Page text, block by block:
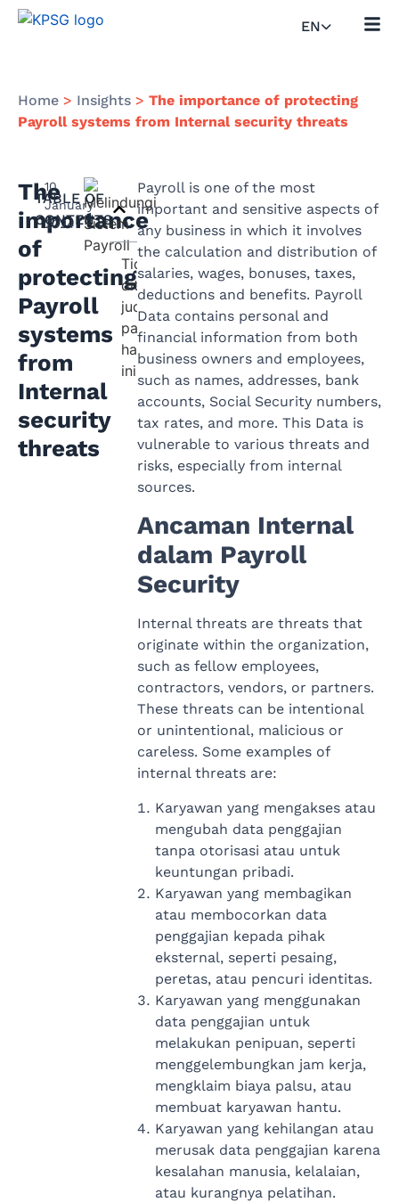
EN
Home > Insights > The importance of protecting
Payroll systems from Internal security threats
The
importance
of
protecting
Payroll
systems
from
Internal
security
threats
10
January
2024
TABLE OF
CONTENTS
Tidak
ditemukan
judul
pada
halaman
ini.
Payroll is one of the most
important and sensitive aspects of
any business in which it involves
the calculation and distribution of
salaries, wages, bonuses, taxes,
deductions and benefits. Payroll
Data contains personal and
financial information from both
business owners and employees,
such as names, addresses, bank
accounts, Social Security numbers,
tax rates, and more. This Data is
vulnerable to various threats and
risks, especially from internal
sources.
Ancaman Internal
dalam Payroll
Security
Internal threats are threats that
originate within the organization,
such as fellow employees,
contractors, vendors, or partners.
These threats can be intentional
or unintentional, malicious or
careless. Some examples of
internal threats are:
Karyawan yang mengakses atau
mengubah data penggajian
tanpa otorisasi atau untuk
keuntungan pribadi.
Karyawan yang membagikan
atau membocorkan data
penggajian kepada pihak
eksternal, seperti pesaing,
peretas, atau pencuri identitas.
Karyawan yang menggunakan
data penggajian untuk
melakukan penipuan, seperti
menggelembungkan jam kerja,
mengklaim biaya palsu, atau
membuat karyawan hantu.
Karyawan yang kehilangan atau
merusak data penggajian karena
kesalahan manusia, kelalaian,
atau kurangnya pelatihan.